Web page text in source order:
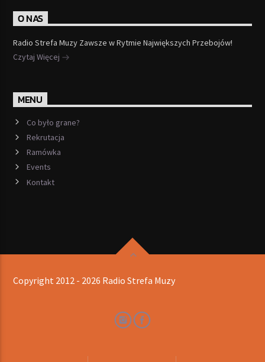
O NAS
Radio Strefa Muzy Zawsze w Rytmie Największych Przebojów!
Czytaj Więcej
MENU
Co było grane?
Rekrutacja
Ramówka
Events
Kontakt
Copyright 2012 - 2026 Radio Strefa Muzy